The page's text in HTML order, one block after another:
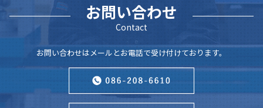
お問い合わせ
Contact
お問い合わせはメールとお電話で受け付けております。